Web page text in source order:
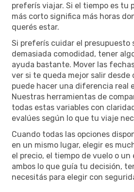
preferís viajar. Si el tiempo es tu
más corto significa más horas
querés estar.
Si preferís cuidar el presupuesto
demasiada comodidad, tener
ayuda bastante. Mover las
ver si te queda mejor salir desde
puede hacer una diferencia real
Nuestras herramientas de
todas estas variables con
evalúes según lo que tu viaje
Cuando todas las opciones
en un mismo lugar, elegir es
el precio, el tiempo de vuelo o
ambos lo que guía tu decisión,
necesitás para elegir con